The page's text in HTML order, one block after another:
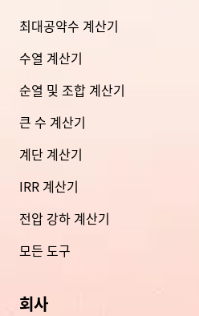
최대공약수 계산기
수열 계산기
순열 및 조합 계산기
큰 수 계산기
계단 계산기
IRR 계산기
전압 강하 계산기
모든 도구
회사